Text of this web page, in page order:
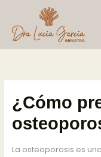
content
¿Cómo
La osteoporosis es